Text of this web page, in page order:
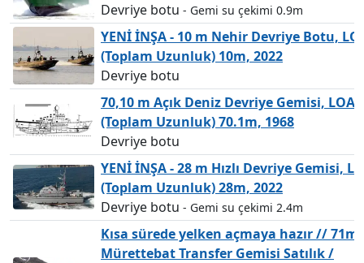
Devriye botu - Gemi su çekimi 0.9m
YENİ İNŞA - 10 m Nehir Devriye Botu,
(Toplam Uzunluk) 10m, 2022
Devriye botu
70,10 m Açık Deniz Devriye Gemisi, LOA
(Toplam Uzunluk) 70.1m, 1968
Devriye botu
YENİ İNŞA - 28 m Hızlı Devriye Gemisi,
(Toplam Uzunluk) 28m, 2022
Devriye botu - Gemi su çekimi 2.4m
Kısa sürede yelken açmaya hazır // 71m
Mürettebat Transfer Gemisi Satılık /